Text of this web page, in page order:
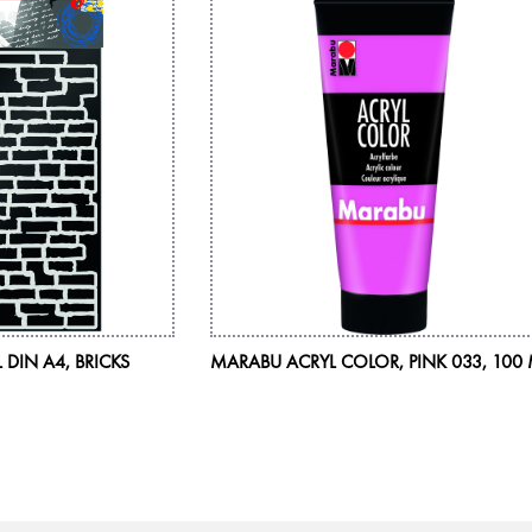
DIN A4, BRICKS MARABU ACRYL COLOR, PINK 033, 100